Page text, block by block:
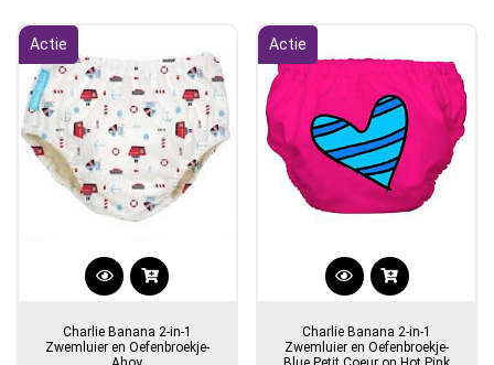
Actie
Dit
heeft
Charlie Banana 2-in-1
Zwemluier en Oefenbroekje-
Actie
Dit
heeft
Charlie Banana 2-in-1
Zwemluier en Oefenbroekje-